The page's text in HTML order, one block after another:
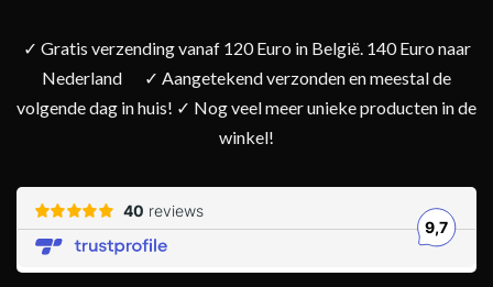
✓ Gratis verzending vanaf 120 Euro in België. 140 Euro naar
Nederland
✓ Aangetekend verzonden en meestal de
volgende dag in huis! ✓ Nog veel meer unieke producten in de
winkel!